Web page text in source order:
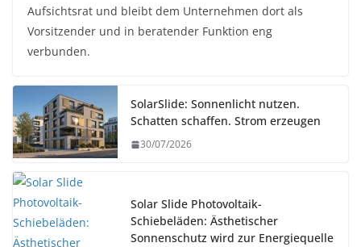
Aufsichtsrat und bleibt dem Unternehmen dort als
Vorsitzender und in beratender Funktion eng
verbunden.
SolarSlide: Sonnenlicht nutzen.
Schatten schaffen. Strom erzeugen
30/07/2026
Solar Slide Photovoltaik-
Schiebeläden: Ästhetischer
Sonnenschutz wird zur Energiequelle